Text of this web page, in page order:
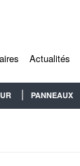
Actualités
PANNEAUX